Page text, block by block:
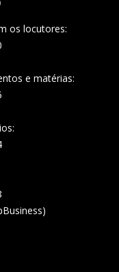
os locutores:
e matérias: